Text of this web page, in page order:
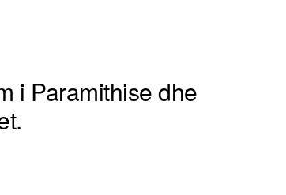
i Paramithise dhe